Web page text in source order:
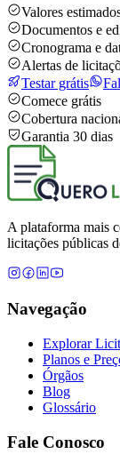
Valores
Documentos e
Cronograma e
Alertas de
Testar grátis
Comece grátis
Cobertura
Garantia 30 dias
A plataforma mais
licitações públicas
Navegação
Explorar
Planos e
Órgãos
Blog
Glossário
Fale Conosco